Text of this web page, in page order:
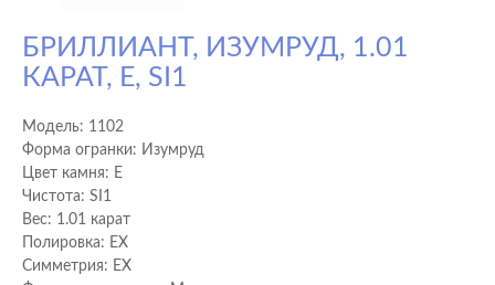
БРИЛЛИАНТ, ИЗУМРУД, 1.01
КАРАТ, E, SI1
Модель: 1102
Форма огранки: Изумруд
Цвет камня: E
Чистота: SI1
Вес: 1.01 карат
Полировка: EX
Cимметрия: EX